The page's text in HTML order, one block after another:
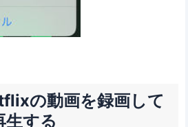
の動画を録画して
する